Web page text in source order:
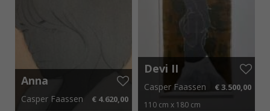
Anna
Casper Faassen € 4.620,00
Devi II
Casper Faassen € 3.500,00
110 cm x 180 cm